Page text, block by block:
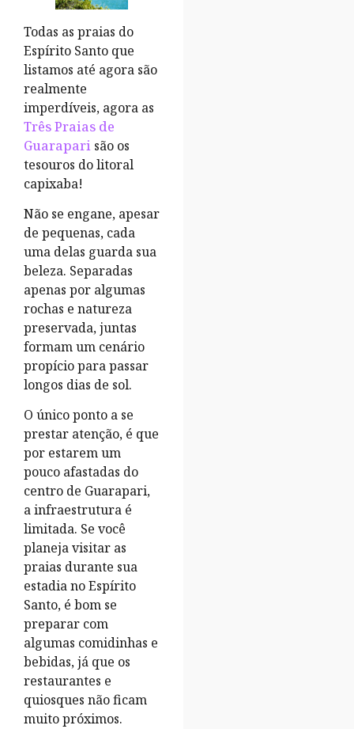
Todas as praias do
Espírito Santo que
listamos até agora são
realmente
imperdíveis, agora as
Três Praias de
Guarapari são os
tesouros do litoral
capixaba!
Não se engane, apesar
de pequenas, cada
uma delas guarda sua
beleza. Separadas
apenas por algumas
rochas e natureza
preservada, juntas
formam um cenário
propício para passar
longos dias de sol.
O único ponto a se
prestar atenção, é que
por estarem um
pouco afastadas do
centro de Guarapari,
a infraestrutura é
limitada. Se você
planeja visitar as
praias durante sua
estadia no Espírito
Santo, é bom se
preparar com
algumas comidinhas e
bebidas, já que os
restaurantes e
quiosques não ficam
muito próximos.